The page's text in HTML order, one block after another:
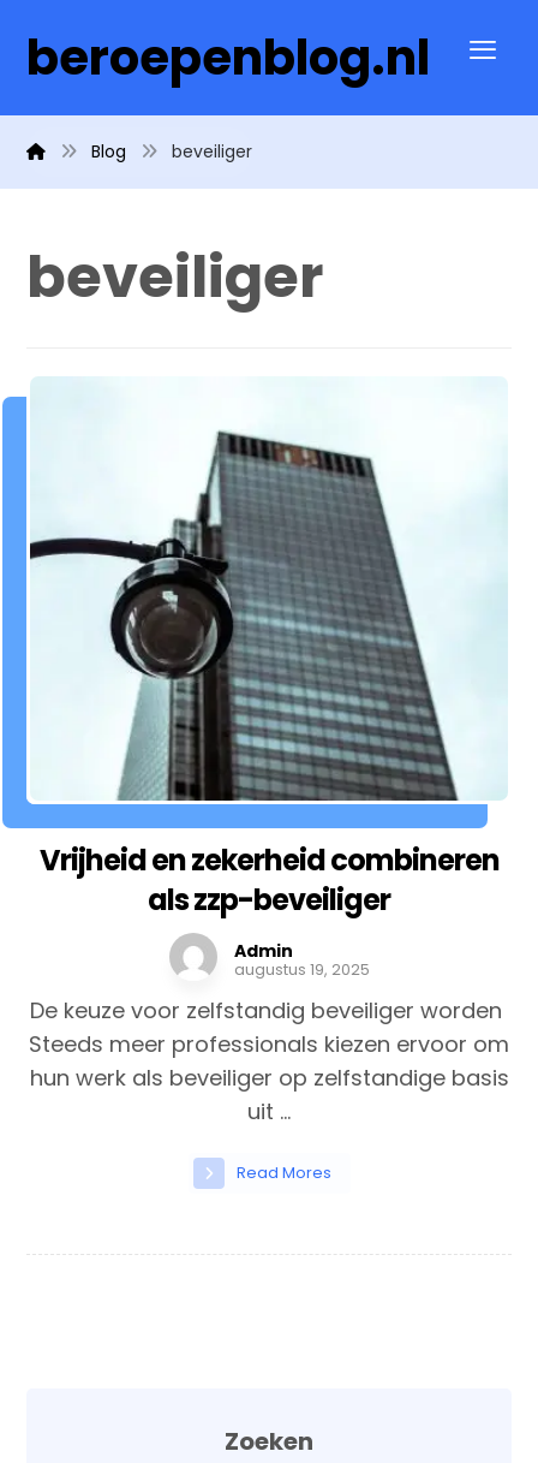
beroepenblog.nl
Blog beveiliger
beveiliger
Vrijheid en zekerheid combineren
als zzp-beveiliger
Admin
augustus 19, 2025
De keuze voor zelfstandig beveiliger worden
Steeds meer professionals kiezen ervoor om
hun werk als beveiliger op zelfstandige basis
uit ...
Read Mores
Zoeken